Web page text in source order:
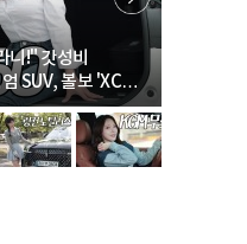
니!" 갓성비
SUV, 볼보 'XC60